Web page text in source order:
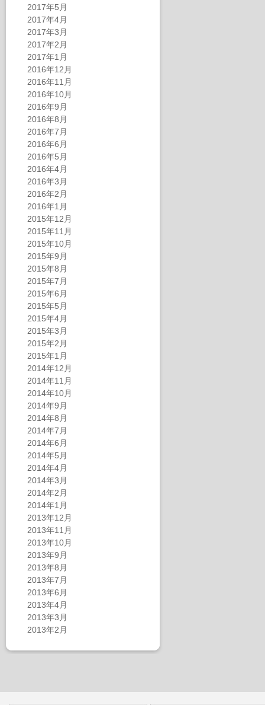
2017年5月
2017年4月
2017年3月
2017年2月
2017年1月
2016年12月
2016年11月
2016年10月
2016年9月
2016年8月
2016年7月
2016年6月
2016年5月
2016年4月
2016年3月
2016年2月
2016年1月
2015年12月
2015年11月
2015年10月
2015年9月
2015年8月
2015年7月
2015年6月
2015年5月
2015年4月
2015年3月
2015年2月
2015年1月
2014年12月
2014年11月
2014年10月
2014年9月
2014年8月
2014年7月
2014年6月
2014年5月
2014年4月
2014年3月
2014年2月
2014年1月
2013年12月
2013年11月
2013年10月
2013年9月
2013年8月
2013年7月
2013年6月
2013年4月
2013年3月
2013年2月